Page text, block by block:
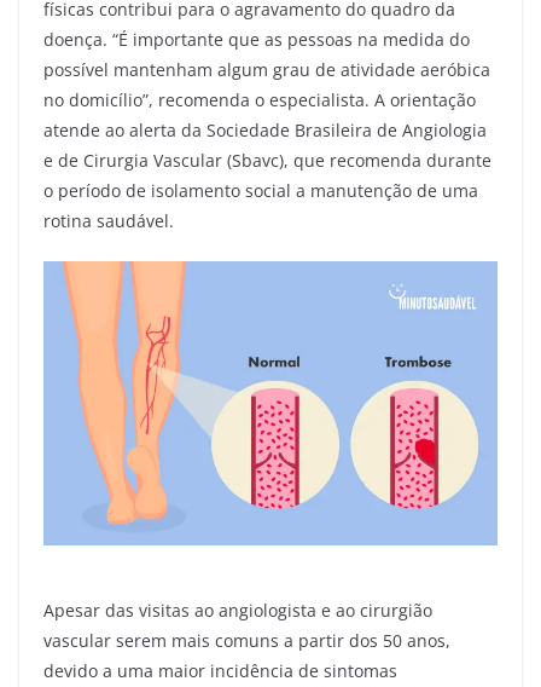
físicas contribui para o agravamento do quadro da
doença. “É importante que as pessoas na medida do
possível mantenham algum grau de atividade aeróbica
no domicílio”, recomenda o especialista. A orientação
atende ao alerta da Sociedade Brasileira de Angiologia
e de Cirurgia Vascular (Sbavc), que recomenda durante
o período de isolamento social a manutenção de uma
rotina saudável.
Apesar das visitas ao angiologista e ao cirurgião
vascular serem mais comuns a partir dos 50 anos,
devido a uma maior incidência de sintomas